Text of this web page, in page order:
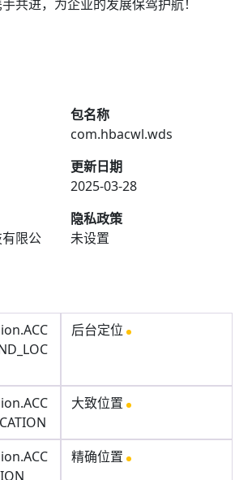
共进，为企业的发展保驾护航！
包名称
com.hbacwl.wds
更新日期
2025-03-28
限公
隐私政策
未设置
后台定位
大致位置
精确位置